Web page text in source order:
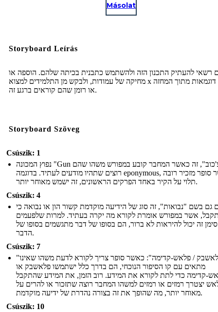
Másolat
Storyboard Leírás
רשאי להעתיק התכנון הזה ולהשתמש כתבנית בכיתה שלהם. הוספה או
מחיקה של עמודות, ולבקש מן התלמידים למצוא x מספר דוגמאות מתוך המחזה
או רומן שהם קוראים ברגע זה.
Storyboard Szöveg
Csúszik: 1
נפוץ המכונה "Gun של צ'כוב", זה כאשר המחבר קובע במפורש משהו שהם
רוצים שתהיו מודעים לעתיד. בדוגמה eponymous, כאשר סופר מזכיר רובה
תלוי על הקיר באחד הפרקים הראשונים, זה ישמש מאוחר יותר.
Csúszik: 4
גם בשם "נבואות", זה סוג של הידיעה מוקדמת קשור הון או נבואה כי
אשר במפורש אומרת לקורא מה יקרה בעתיד. למרות שלפעמים
זה יכול להיראות לא ברור, הם בסופו של דבר מתגשמים בסופו של
הדבר.
Csúszik: 7
"פלאשבק / פלאש-קדימה": כאשר סופר צריך לקורא לדעת משהו שאינו
מתאים עם קו הסיפור הנוכחי, הם בדרך כלל ישתמשו פלאשבק או
קדימה כדי לתת לקורא את המידע. רוב הזמן, את המידע שהתקבל
יצטרך רמזים או רמזים למשהו המחבר רוצה שתזכור או להרים על
מאוחר יותר, מה שהופך את זה בצורה נהדרת של ידיעה מוקדמת.
Csúszik: 10